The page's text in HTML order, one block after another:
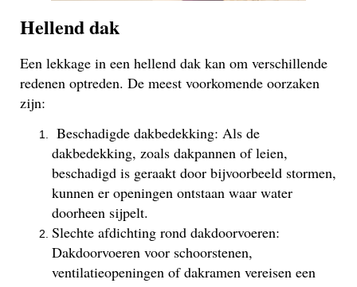
Hellend dak
Een lekkage in een hellend dak kan om verschillende
redenen optreden. De meest voorkomende oorzaken
zijn:
Beschadigde dakbedekking: Als de
dakbedekking, zoals dakpannen of leien,
beschadigd is geraakt door bijvoorbeeld stormen,
kunnen er openingen ontstaan waar water
doorheen sijpelt.
Slechte afdichting rond dakdoorvoeren:
Dakdoorvoeren voor schoorstenen,
ventilatieopeningen of dakramen vereisen een